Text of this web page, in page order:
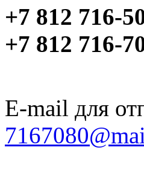
+7 812 716-
+7 812 716-
E-mail для